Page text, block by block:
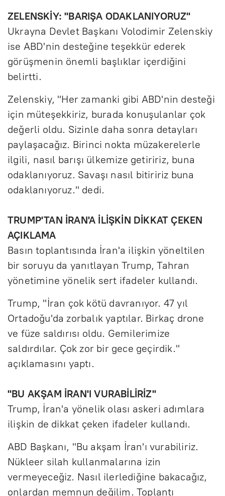
ZELENSKİY: "BARIŞA ODAKLANIYORUZ"
Ukrayna Devlet Başkanı Volodimir Zelenskiy
ise ABD'nin desteğine teşekkür ederek
görüşmenin önemli başlıklar içerdiğini
belirtti.
Zelenskiy, "Her zamanki gibi ABD'nin desteği
için müteşekkiriz, burada konuşulanlar çok
değerli oldu. Sizinle daha sonra detayları
paylaşacağız. Birinci nokta müzakerelerle
ilgili, nasıl barışı ülkemize getiririz, buna
odaklanıyoruz. Savaşı nasıl bitiririz buna
odaklanıyoruz." dedi.
TRUMP'TAN İRAN'A İLİŞKİN DİKKAT ÇEKEN
AÇIKLAMA
Basın toplantısında İran'a ilişkin yöneltilen
bir soruyu da yanıtlayan Trump, Tahran
yönetimine yönelik sert ifadeler kullandı.
Trump, "İran çok kötü davranıyor. 47 yıl
Ortadoğu'da zorbalık yaptılar. Birkaç drone
ve füze saldırısı oldu. Gemilerimize
saldırdılar. Çok zor bir gece geçirdik."
açıklamasını yaptı.
"BU AKŞAM İRAN'I VURABİLİRİZ"
Trump, İran'a yönelik olası askeri adımlara
ilişkin de dikkat çeken ifadeler kullandı.
ABD Başkanı, "Bu akşam İran'ı vurabiliriz.
Nükleer silah kullanmalarına izin
vermeyeceğiz. Nasıl ilerlediğine bakacağız,
onlardan memnun değilim. Toplantı